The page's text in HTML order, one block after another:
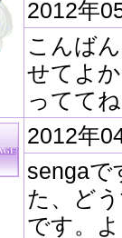
2012年
こんば
せてよ
ってて
2012年
sengaで
た、ど
です。